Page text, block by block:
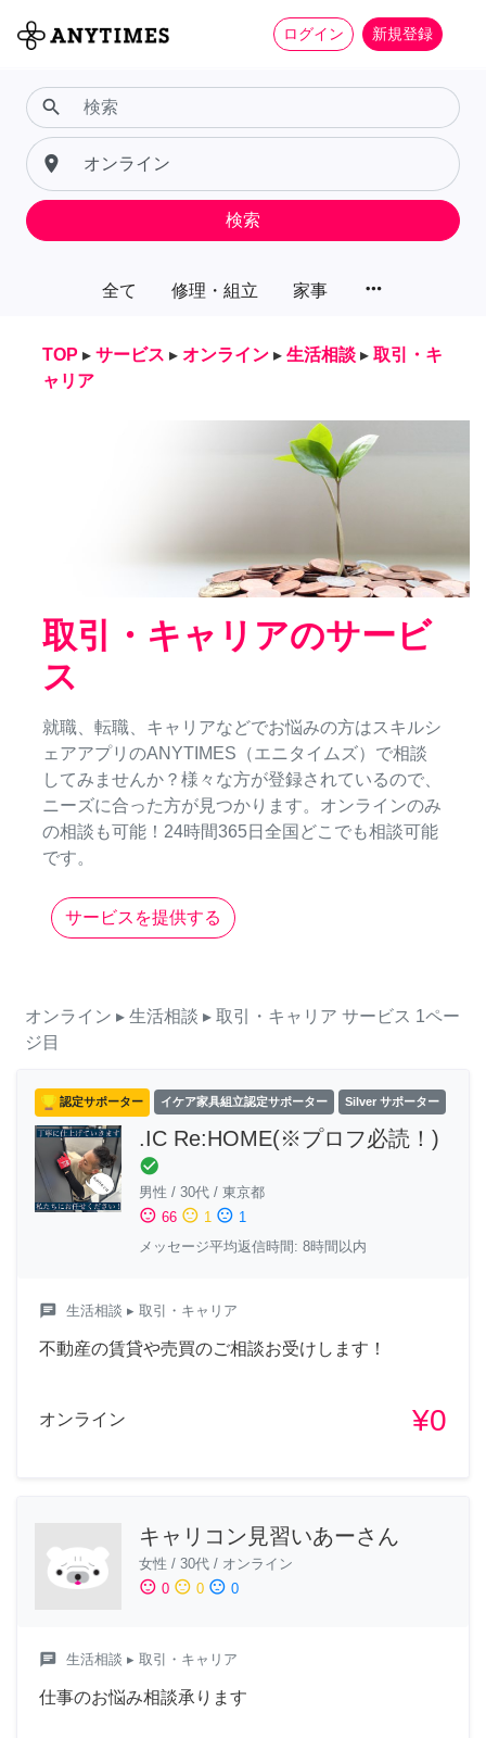
ログイン 新規登録
全て 修理・組立 家事 more_horiz
search
place
検索
TOP ▸ サービス ▸ オンライン ▸ 生活相談 ▸ 取引・キ
ャリア
取引・キャリアのサービ
ス
就職、転職、キャリアなどでお悩みの方はスキルシ
ェアアプリのANYTIMES（エニタイムズ）で相談
してみませんか？様々な方が登録されているので、
ニーズに合った方が見つかります。オンラインのみ
の相談も可能！24時間365日全国どこでも相談可能
です。
サービスを提供する
オンライン ▸ 生活相談 ▸ 取引・キャリア サービス 1ペー
ジ目
認定サポーター イケア家具組立認定サポーター Silver サポーター
.IC Re:HOME(※プロフ必読！)
check_circle
男性 / 30代 / 東京都
sentiment_satisfied 66 sentiment_neutral 1 sentiment_dissatisfied 1
メッセージ平均返信時間: 8時間以内
chat 生活相談 ▸ 取引・キャリア
不動産の賃貸や売買のご相談お受けします！
オンライン ¥0
キャリコン見習いあーさん
女性 / 30代 / オンライン
sentiment_satisfied 0 sentiment_neutral 0 sentiment_dissatisfied 0
chat 生活相談 ▸ 取引・キャリア
仕事のお悩み相談承ります